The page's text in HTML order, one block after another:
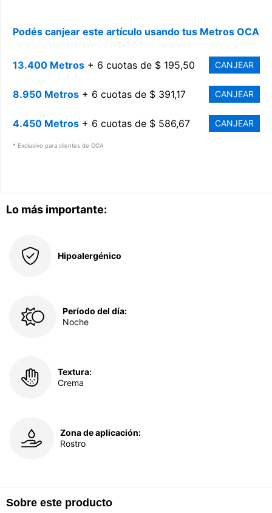
Lo más importante:
Hipoalergénico
Período del día:
Noche
Textura:
Crema
Zona de aplicación:
Rostro
Sobre este producto
Podés canjear este artículo usando tus Metros OCA
13.400 Metros + 6 cuotas de $ 195,50 CANJEAR
8.950 Metros + 6 cuotas de $ 391,17 CANJEAR
4.450 Metros + 6 cuotas de $ 586,67 CANJEAR
* Exclusivo para clientes de OCA